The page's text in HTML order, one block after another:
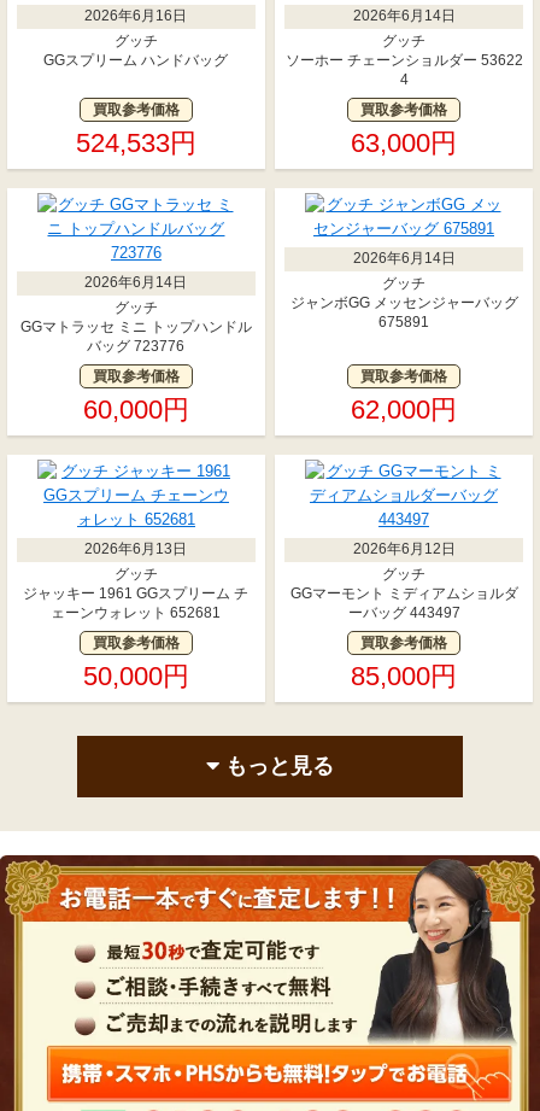
2026年6月16日
グッチ
GGスプリーム ハンドバッグ
買取参考価格
524,533円
2026年6月14日
グッチ
ソーホー チェーンショルダー 53622
4
買取参考価格
63,000円
2026年6月14日
グッチ
GGマトラッセ ミニ トップハンドル
バッグ 723776
買取参考価格
60,000円
2026年6月14日
グッチ
ジャンボGG メッセンジャーバッグ
675891
買取参考価格
62,000円
2026年6月13日
グッチ
ジャッキー 1961 GGスプリーム チ
ェーンウォレット 652681
買取参考価格
50,000円
2026年6月12日
グッチ
GGマーモント ミディアムショルダ
ーバッグ 443497
買取参考価格
85,000円
もっと見る